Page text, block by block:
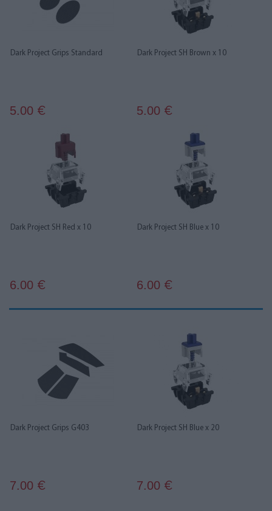
Dark Project Grips Standard
5.00 €
Dark Project SH Brown x 10
5.00 €
Dark Project SH Red x 10
6.00 €
Dark Project SH Blue x 10
6.00 €
Dark Project Grips G403
7.00 €
Dark Project SH Blue x 20
7.00 €